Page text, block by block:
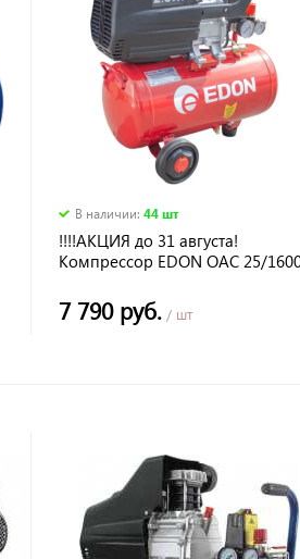
В наличии: 44 шт
!!!!АКЦИЯ до 31 августа!
Компрессор EDON OAC 25/
7 790 руб./ шт